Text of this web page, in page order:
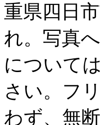
重県四日
れ。写真
については
さい。フ
わず、無